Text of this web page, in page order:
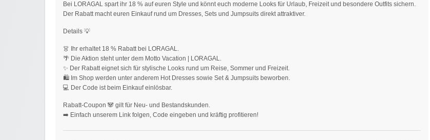
Bei LORAGAL spart ihr 18 % auf euren Style und könnt euch moderne Looks für Urlaub, Freizeit und besondere Outfits sichern.
Der Rabatt macht euren Einkauf rund um Dresses, Sets und Jumpsuits direkt attraktiver.
Details 💡
👗 Ihr erhaltet 18 % Rabatt bei LORAGAL.
🌴 Die Aktion steht unter dem Motto Vacation | LORAGAL.
✨ Der Rabatt eignet sich für stylische Looks rund um Reise, Sommer und Freizeit.
🛍️ Im Shop werden unter anderem Hot Dresses sowie Set & Jumpsuits beworben.
💻 Der Code ist beim Einkauf einlösbar.
Rabatt-Coupon 🐼 gilt für Neu- und Bestandskunden.
➡️ Einfach unserem Link folgen, Code eingeben und kräftig profitieren!